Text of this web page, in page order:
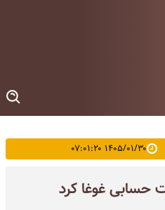
۱۴۰۵/۰۱/۳۰ ۰۷:۰۱:۲۰
حسابی غوغا کرد